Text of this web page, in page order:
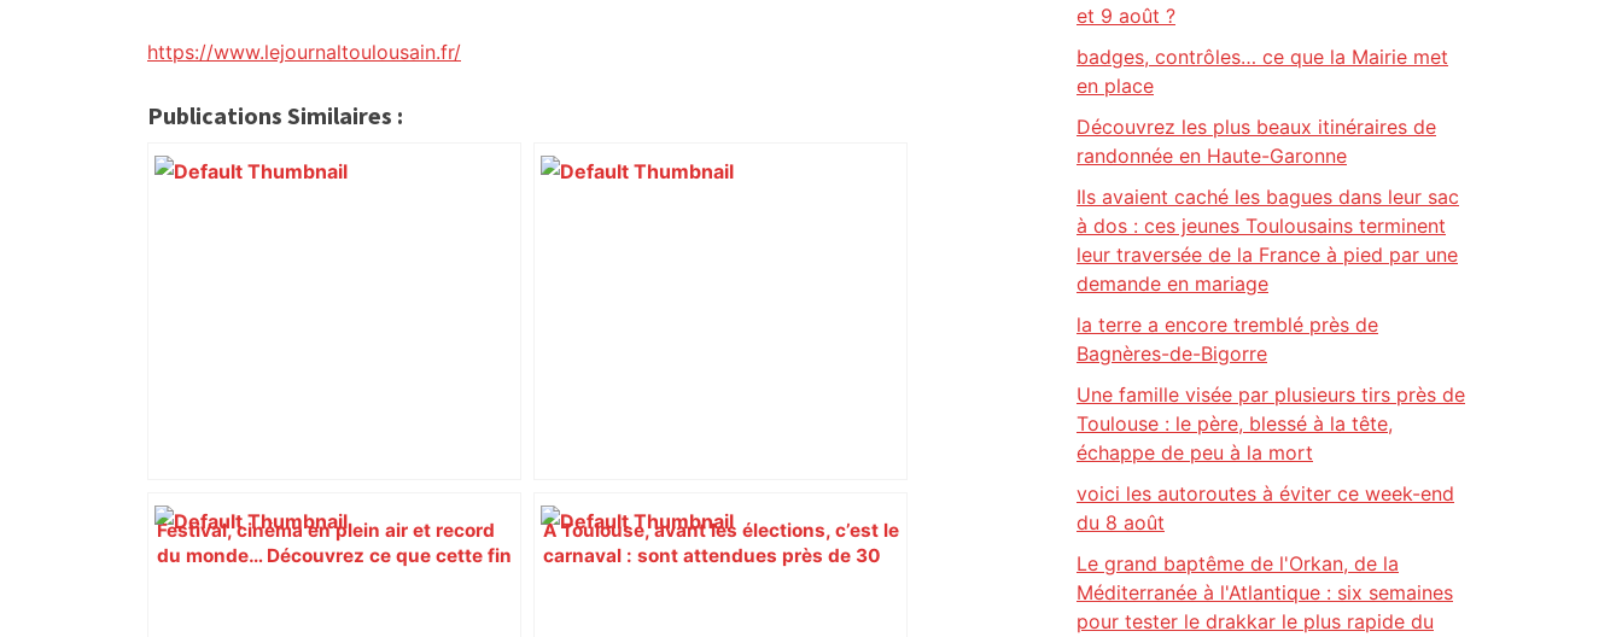
https://www.lejournaltoulousain.fr/
Publications Similaires :
Festival, cinéma en plein air et record
du monde… Découvrez ce que cette fin
À Toulouse, avant les élections, c’est le
carnaval : sont attendues près de 30
et 9 août ?
badges, contrôles… ce que la Mairie met
en place
Découvrez les plus beaux itinéraires de
randonnée en Haute-Garonne
Ils avaient caché les bagues dans leur sac
à dos : ces jeunes Toulousains terminent
leur traversée de la France à pied par une
demande en mariage
la terre a encore tremblé près de
Bagnères-de-Bigorre
Une famille visée par plusieurs tirs près de
Toulouse : le père, blessé à la tête,
échappe de peu à la mort
voici les autoroutes à éviter ce week-end
du 8 août
Le grand baptême de l'Orkan, de la
Méditerranée à l'Atlantique : six semaines
pour tester le drakkar le plus rapide du